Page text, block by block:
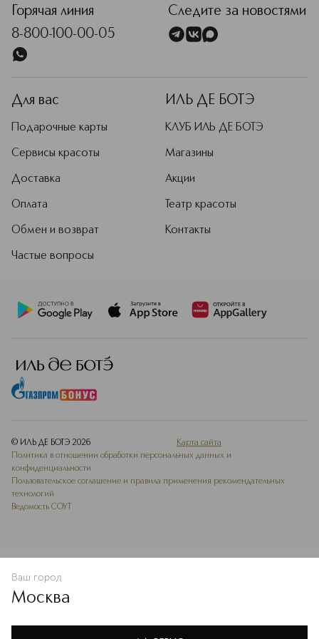
В КОРЗИНУ
Горячая линия
8-800-100-00-05
Следите за новостями
Для вас
Подарочные карты
Сервисы красоты
Доставка
Оплата
Обмен и возврат
Частые вопросы
ИЛЬ ДЕ БОТЭ
КЛУБ ИЛЬ ДЕ БОТЭ
Магазины
Акции
Театр красоты
Контакты
© ИЛЬ ДЕ БОТЭ 2026
Карта сайта
Политика в отношении обработки персональных данных и
конфиденциальности
Пользовательское соглашение и правила применения рекомендательных
технологий
Ведомость СОУТ
Ваш город
Москва